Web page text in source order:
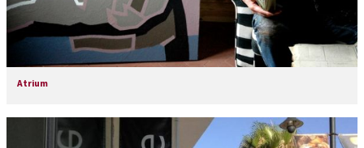
Atrium